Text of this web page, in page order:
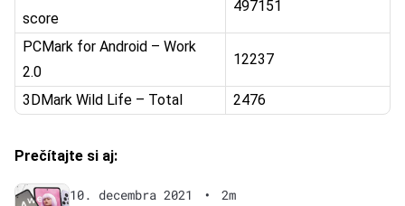
score
497151
PCMark for Android – Work
2.0
12237
3DMark Wild Life – Total 2476
Prečítajte si aj:
10. decembra 2021 •
2m